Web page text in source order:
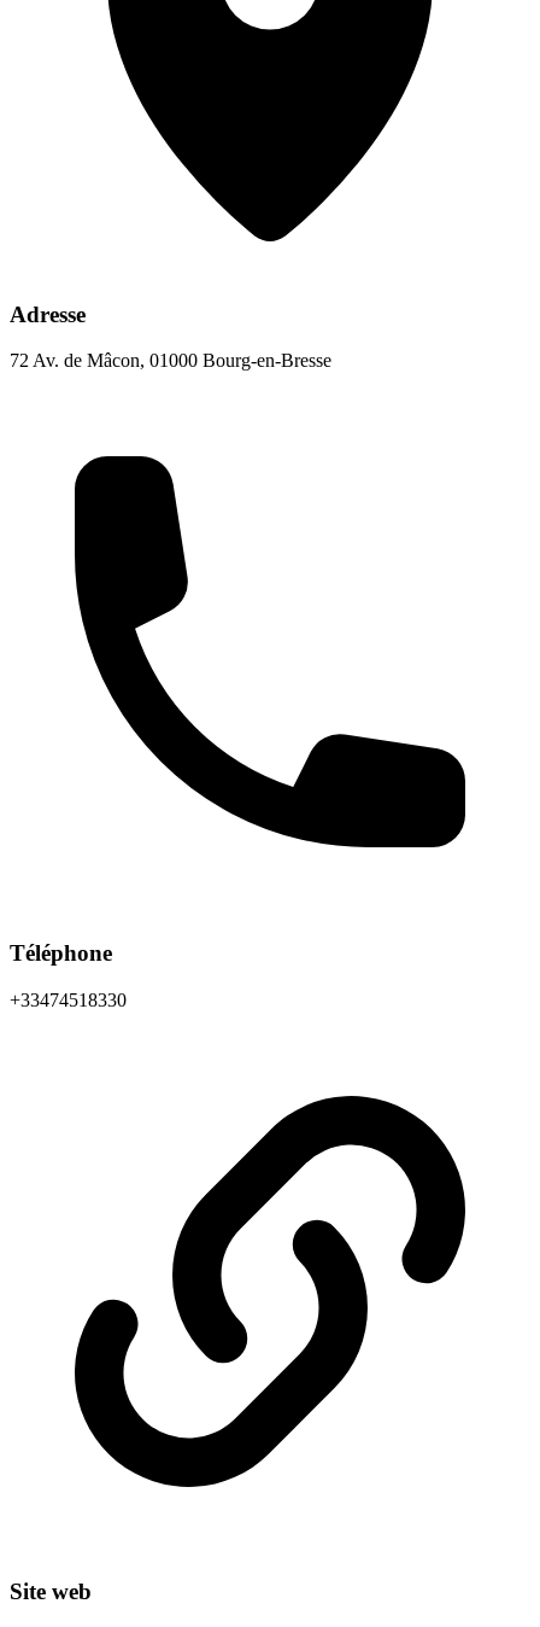
Adresse
72 Av. de Mâcon, 01000 Bourg-en-Bresse
Téléphone
+33474518330
Site web